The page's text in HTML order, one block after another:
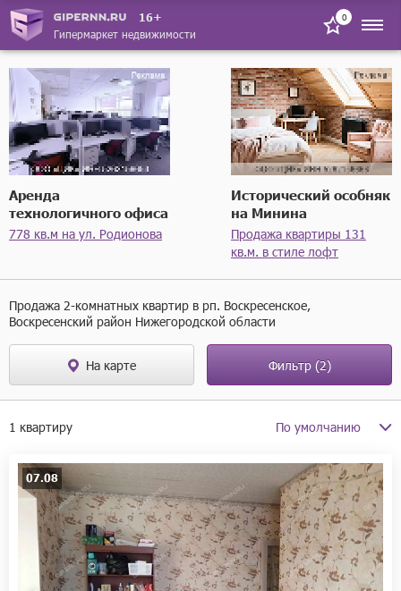
16+
Гипермаркет недвижимости
0
Аренда
технологичного офиса
778 кв.м на ул. Родионова
Исторический особняк
на Минина
Продажа квартиры 131
кв.м. в стиле лофт
Продажа 2-комнатных квартир в рп. Воскресенское,
Воскресенский район Нижегородской области
На карте Фильтр(2)
1 квартиру
07.08
Ремонт
Балкон
Тип санузла
Искать в описании объявления
Только с фото
От собственника
От застройщика